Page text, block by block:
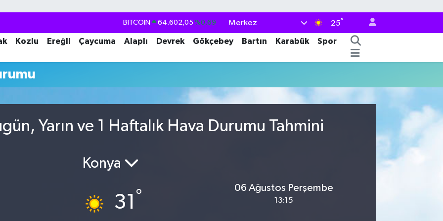
BITCOIN 64.602,05 %0.69
DOLAR 47,5986 %0.06
6513.94 %0.32
Merkez 25°
Kozlu Ereğli Çaycuma Alaplı Devrek Gökçebey Bartın Karabük
Spor
Yarın ve 1 Haftalık Hava Durumu Tahmini
Konya
31 °
06 Ağustos Perşembe
13:15